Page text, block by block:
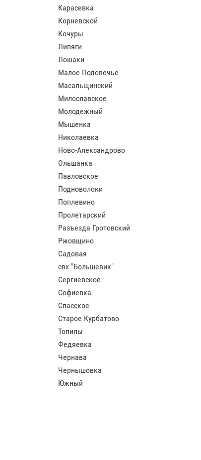
Карасевка
Корневской
Кочуры
Липяги
Лошаки
Малое Подовечье
Масальщинский
Милославское
Молодежный
Мышенка
Николаевка
Ново-Александрово
Ольшанка
Павловское
Подноволоки
Поплевино
Пролетарский
Разъезда Гротовский
Ржовщино
Садовая
свх "Большевик"
Сергиевское
Софиевка
Спасское
Старое Курбатово
Топилы
Федяевка
Чернава
Чернышовка
Южный